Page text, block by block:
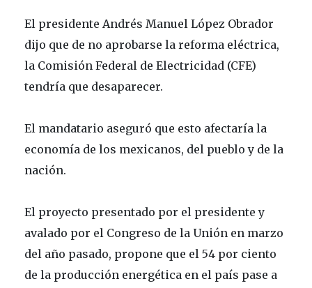
El presidente Andrés Manuel López Obrador
dijo que de no aprobarse la reforma eléctrica,
la Comisión Federal de Electricidad (CFE)
tendría que desaparecer.
El mandatario aseguró que esto afectaría la
economía de los mexicanos, del pueblo y de la
nación.
El proyecto presentado por el presidente y
avalado por el Congreso de la Unión en marzo
del año pasado, propone que el 54 por ciento
de la producción energética en el país pase a